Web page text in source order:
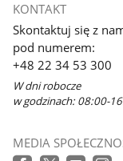
się
w
nowym
oknie
KONTAKT
Skontaktuj się z
pod numerem:
+48 22 34 53 300
W dni robocze
w godzinach: 08:00-
MEDIA